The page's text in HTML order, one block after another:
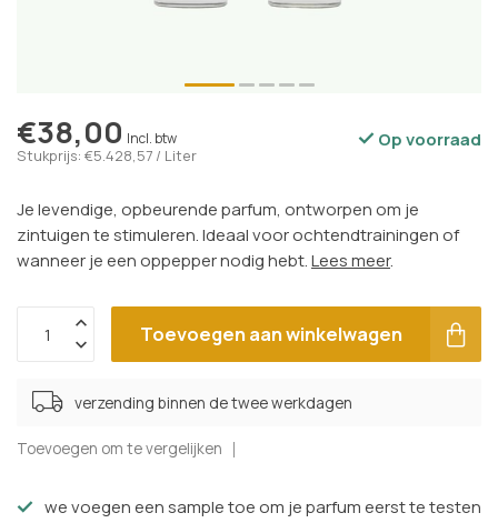
€38,00 Incl. btw
Stukprijs: €5.428,57 / Liter
Op voorraad
Je levendige, opbeurende parfum, ontworpen om je
zintuigen te stimuleren. Ideaal voor ochtendtrainingen of
wanneer je een oppepper nodig hebt.Lees meer.
Toevoegen aan winkelwagen
verzending binnen de twee werkdagen
Toevoegen om te vergelijken
we voegen een sample toe om je parfum eerst te testen